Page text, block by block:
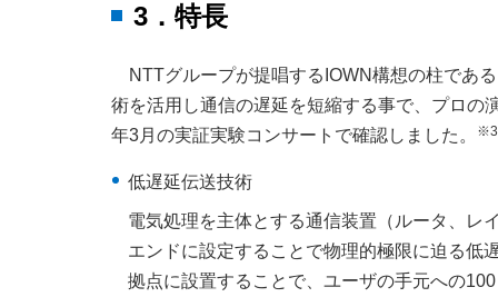
3．特長
NTTグループが提唱するIOWN構想の柱であ
術を活用し通信の遅延を短縮する事で、プロの
年3月の実証実験コンサートで確認しました。
※3
低遅延伝送技術
電気処理を主体とする通信装置（ルータ、レ
エンドに設定することで物理的極限に迫る低
拠点に設置することで、ユーザの手元への